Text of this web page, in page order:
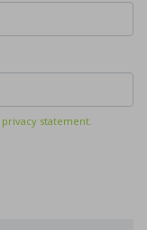
privacy statement.